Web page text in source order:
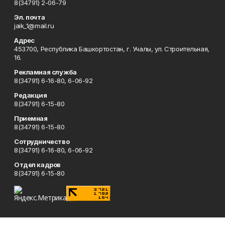
8(34791) 2-06-79
Эл. почта
jaik_1@mail.ru
Адрес
453700, Республика Башкортостан, г. Учалы, ул. Строительная,
16.
Рекламная служба
8(34791) 6-16-80, 6-06-92
Редакция
8(34791) 6-15-80
Приемная
8(34791) 6-15-80
Сотрудничество
8(34791) 6-16-80, 6-06-92
Отдел кадров
8(34791) 6-15-80